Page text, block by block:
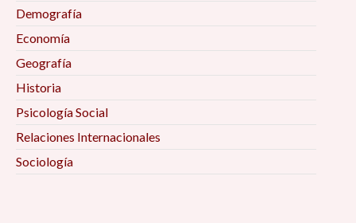
Demografía
Economía
Geografía
Historia
Psicología Social
Relaciones Internacionales
Sociología